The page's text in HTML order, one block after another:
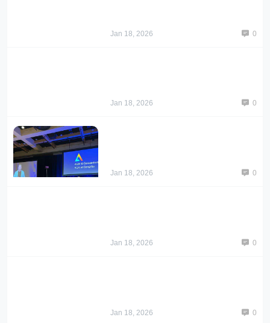
Jan 18, 2026 0
Jan 18, 2026 0
Jan 18, 2026 0
Jan 18, 2026 0
Jan 18, 2026 0